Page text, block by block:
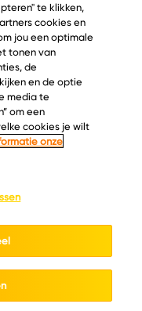
Informatie
Over ons
Ontdek
Keurmerken
te klikken,
cookies en
jou een optimale
tonen van
de
en de optie
media te
om een
cookies je wilt
onze